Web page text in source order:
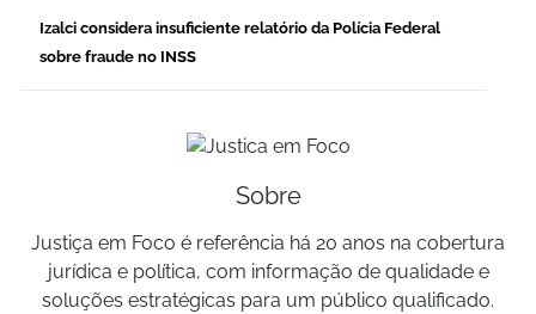
Izalci considera insuficiente relatório da Polícia Federal
sobre fraude no INSS
Sobre
Justiça em Foco é referência há 20 anos na cobertura
jurídica e política, com informação de qualidade e
soluções estratégicas para um público qualificado.